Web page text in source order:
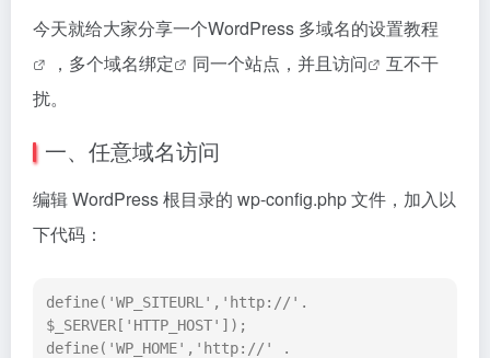
今天就给大家分享一个WordPress 多域名的设置教程
，多个域名绑定 同一个站点，并且访问
互不干
扰。
一、任意域名访问
编辑 WordPress 根目录的 wp-config.php 文件，加入以
下代码：
define('WP_SITEURL','http://'.
$_SERVER['HTTP_HOST']);
define('WP_HOME','http://' .